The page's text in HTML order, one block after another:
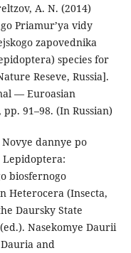
A. N. (2014)
Priamur’ya vidy
zapovednika
species for
Reseve, Russia].
— Euroasian
91–98. (In Russian)
Novye dannye po
Lepidoptera:
biosfernogo
Heterocera (Insecta,
Daursky State
Nasekomye Daurii
and